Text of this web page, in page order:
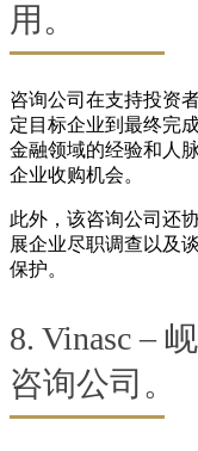
用。
咨询公司在支持投资
定目标企业到最终完
金融领域的经验和人
企业收购机会。
此外，该咨询公司还
展企业尽职调查以及
保护。
8. Vinasc –
咨询公司。